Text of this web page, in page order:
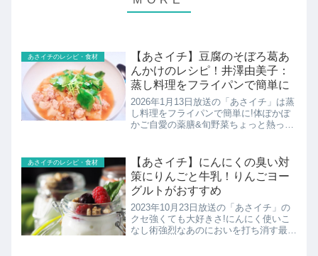
あさイチのレシピ・食材
【あさイチ】豆腐のそぼろ葛あ
んかけのレシピ！井澤由美子：
蒸し料理をフライパンで簡単に
2026年1月13日放送の「あさイチ」は蒸
し料理をフライパンで簡単に!体ぽかぽ
かご自愛の薬膳&旬野菜ちょっと熱っぽ
際中医薬膳師で料理家の井澤由美子さん
の豆腐のそぼろ葛あ...
あさイチのレシピ・食材
【あさイチ】にんにくの臭い対
策にりんごと牛乳！りんごヨー
グルトがおすすめ
2023年10月23日放送の「あさイチ」の
クセ強くても大好きさ!にんにく使いこ
なし術強烈なあのにおいを打ち消す最強